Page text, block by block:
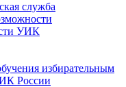
служба
УИК
избирательным
России